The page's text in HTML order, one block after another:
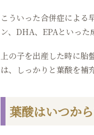
こういった合併症による
ン、DHA、EPAといった
上の子を出産した時に
は、しっかりと葉酸を補
葉酸はいつか